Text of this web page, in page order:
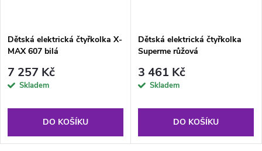
Dětská elektrická čtyřkolka X-
MAX 607 bilá
7 257 Kč
Skladem
DO KOŠÍKU
Dětská elektrická čtyřkolka
Superme růžová
3 461 Kč
Skladem
DO KOŠÍKU